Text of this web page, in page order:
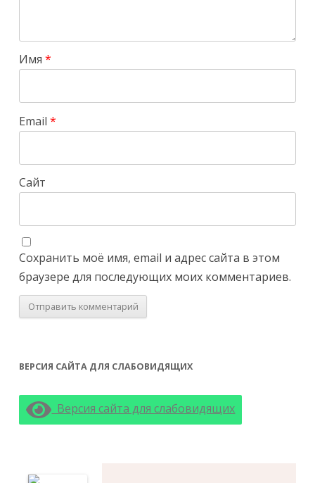
Имя*
Email*
Сайт
Сохранить моё имя, email и адрес сайта в этом
браузере для последующих моих комментариев.
ВЕРСИЯ САЙТА ДЛЯ СЛАБОВИДЯЩИХ
Версия сайта для слабовидящих